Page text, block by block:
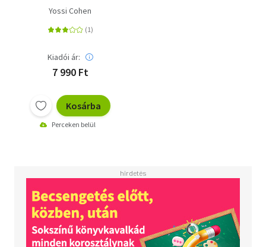
Yossi Cohen
Kiadói ár:
7 990 Ft
Kosárba
Perceken belül